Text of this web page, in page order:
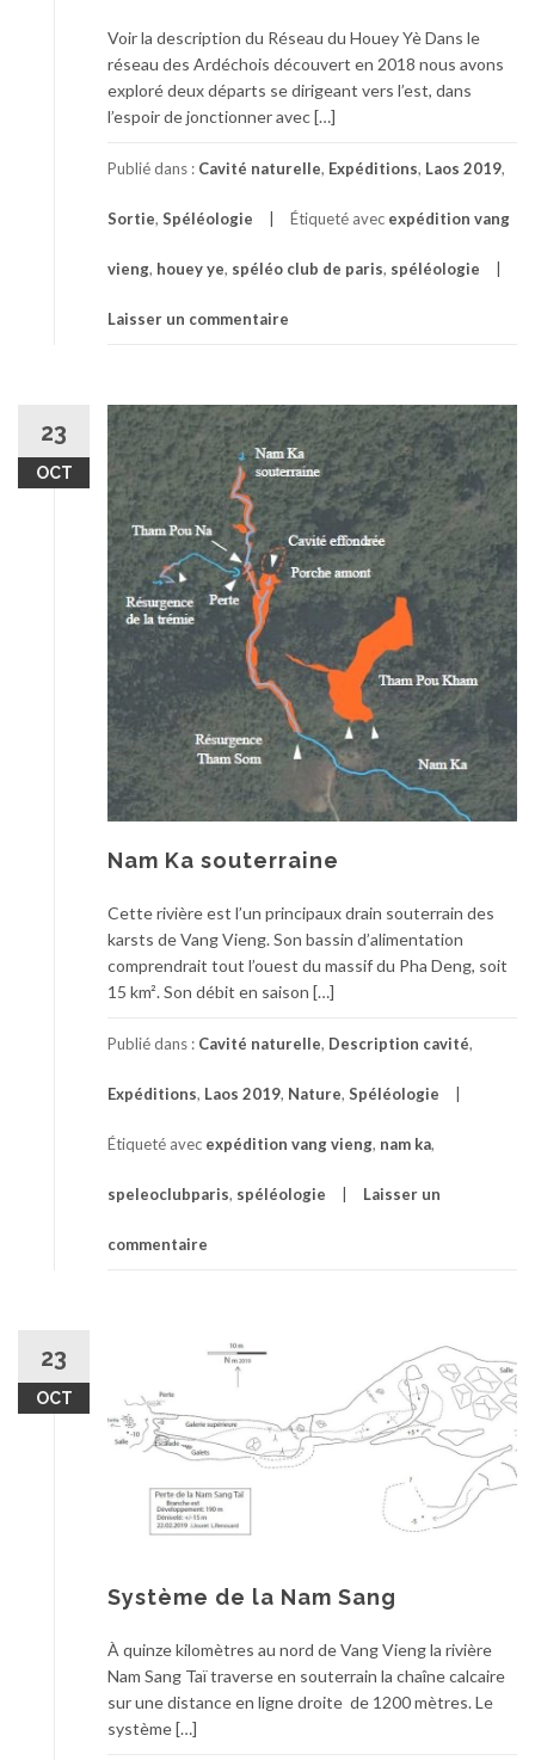
Voir la description du Réseau du Houey Yè Dans le
réseau des Ardéchois découvert en 2018 nous avons
exploré deux départs se dirigeant vers l’est, dans
l’espoir de jonctionner avec […]
Publié dans : Cavité naturelle, Expéditions, Laos 2019,
Sortie, Spéléologie Étiqueté avec expédition vang
vieng, houey ye, spéléo club de paris, spéléologie
Laisser un commentaire
23
OCT
Nam Ka souterraine
Cette rivière est l’un principaux drain souterrain des
karsts de Vang Vieng. Son bassin d’alimentation
comprendrait tout l’ouest du massif du Pha Deng, soit
15 km². Son débit en saison […]
Publié dans : Cavité naturelle, Description cavité,
Expéditions, Laos 2019, Nature, Spéléologie
Étiqueté avec expédition vang vieng, nam ka,
speleoclubparis, spéléologie Laisser un
commentaire
23
OCT
Système de la Nam Sang
À quinze kilomètres au nord de Vang Vieng la rivière
Nam Sang Taï traverse en souterrain la chaîne calcaire
sur une distance en ligne droite de 1200 mètres. Le
système […]